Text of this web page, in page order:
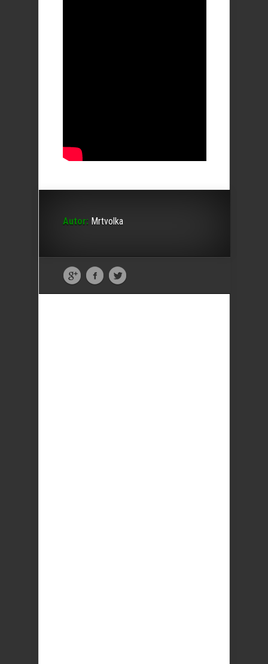
Autor: Mrtvolka